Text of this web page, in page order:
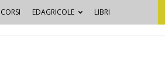
CORSI EDAGRICOLE LIBRI